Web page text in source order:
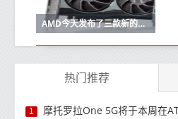
AMD今天发布了三款新的Radeon RX 6000系列显卡
热门推荐
1 摩托罗拉One 5G将于本周在